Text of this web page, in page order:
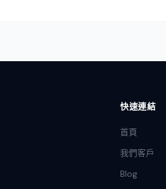
快速連結
首頁
我們客戶
Blog